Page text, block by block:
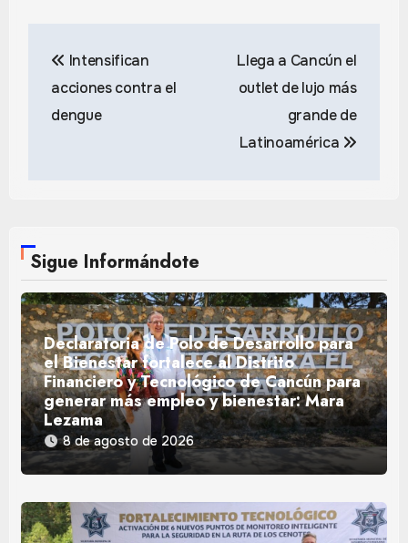
de
entradas
Intensifican
acciones contra el
dengue
Llega a Cancún el
outlet de lujo más
grande de
Latinoamérica
Sigue Informándote
Declaratoria de Polo de Desarrollo para
el Bienestar fortalece al Distrito
Financiero y Tecnológico de Cancún para
generar más empleo y bienestar: Mara
Lezama
8 de agosto de 2026